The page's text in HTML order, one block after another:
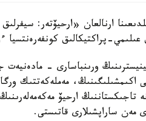
قازاقستان رەسپۋبليكاسى ۇلتتىق ءارحيۆىنىڭ 20 جىلدىعىنا ارنالعان
عىلىمي-پراكتيكالىق كونفەرەنتسيا
ورىنباسارى - مادەنيەت
اكىمشىلىگىنىڭ، مەملەكەتتىك
ارحيۆ
مەن ساراپشىلارى قاتىستى.